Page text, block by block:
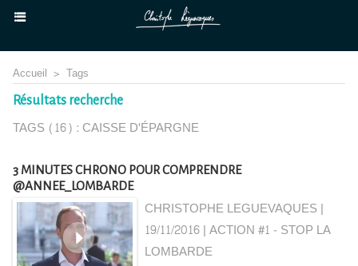
Accueil > Tags
Résultats recherche
TAGS (16) : CAISSE D'ÉPARGNE
3 MINUTES CHRONO POUR COMPRENDRE
@ANNEE_LOMBARDE
CHRISTOPHE LEGUEVAQUES |
19/11/2016|ACTION #1 - STOP LA
LOMBARDE